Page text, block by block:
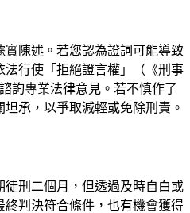
陳述。若您認為證詞可能導致
法行使「拒絕證言權」（《刑事
詢專業法律意見。若不慎作了
承，以爭取減輕或免除刑責。
刑二個月，但透過及時自白或
終判決符合條件，也有機會獲得